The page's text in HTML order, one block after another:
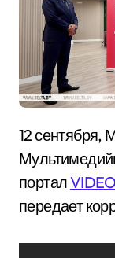
12 сентября, Минск /Корр. БЕЛТА/.
портал
передает